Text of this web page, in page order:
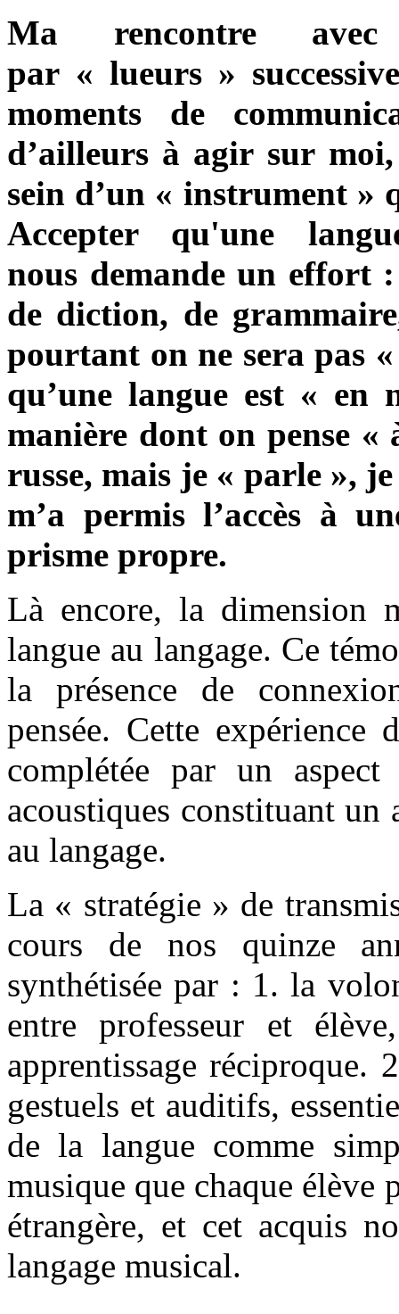
Ma rencontre
par « lueurs »
moments de
d’ailleurs à agir sur
sein d’un « instrument »
Accepter qu'une
nous demande un effort
de diction, de
pourtant on ne sera pas
qu’une langue est « en
manière dont on pense
russe, mais je « parle»,
m’a permis l’accès à
prisme propre.
Là encore, la dimension
langue au langage. Ce
la présence de
pensée. Cette
complétée par un
acoustiques constituant un
au langage.
La « stratégie » de
cours de nos quinze
synthétisée par : 1. la
entre professeur et
apprentissage réciproque.
gestuels et auditifs,
de la langue comme
musique que chaque élève
étrangère, et cet acquis
langage musical.